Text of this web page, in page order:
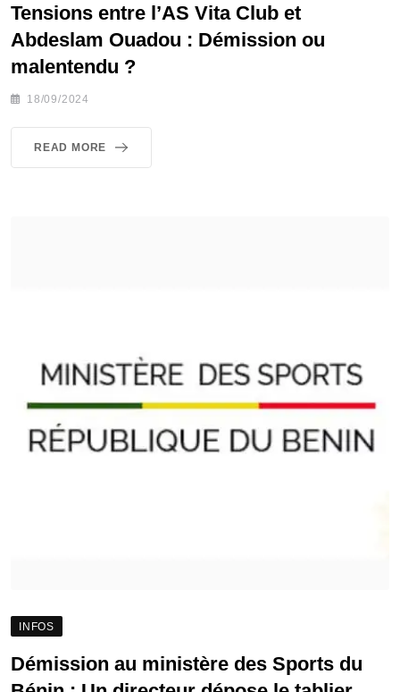
Tensions entre l’AS Vita Club et
Abdeslam Ouadou : Démission ou
malentendu ?
18/09/2024
READ MORE
INFOS
Démission au ministère des Sports du